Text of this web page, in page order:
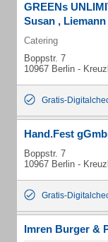
GREENs
Susan ,
Catering
Boppstr. 7
10967 Berlin -
Gratis-
Hand.Fest
Boppstr. 7
10967 Berlin -
Gratis-
Imren Burger &